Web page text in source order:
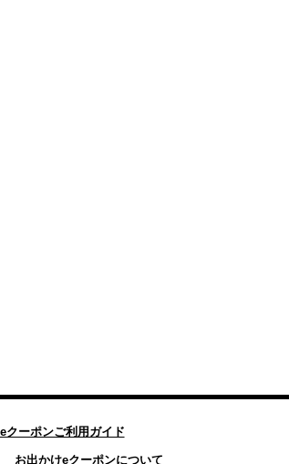
eクーポンご利用ガイド
お出かけeクーポンについて